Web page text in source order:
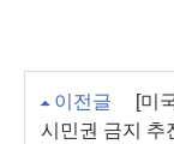
이전글
[미
시민권 금지 추